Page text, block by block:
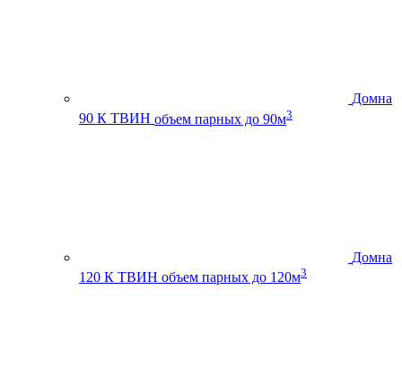
Домна
90 К ТВИН объем парных до 90м3
Домна
120 К ТВИН объем парных до 120м3